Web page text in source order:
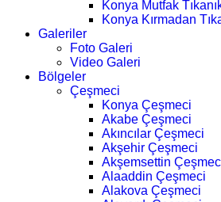
Konya Mutfak
Konya Kırmadan
Galeriler
Foto Galeri
Video Galeri
Bölgeler
Çeşmeci
Konya Çeşmeci
Akabe Çeşmeci
Akıncılar Çeşmeci
Akşehir Çeşmeci
Akşemsettin
Alaaddin Çeşmeci
Alakova Çeşmeci